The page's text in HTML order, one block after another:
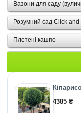
Вазони для саду
Розумний сад Click and
Плетені кашпо
4385 ₴